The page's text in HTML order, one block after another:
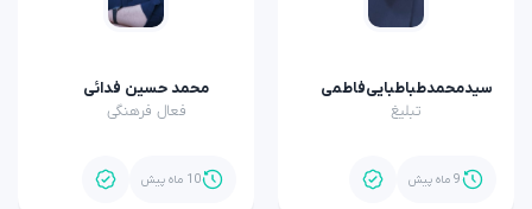
سیدمحمدطباطبایی‌فاطمی
تبلیغ
9 ماه پیش
محمد حسین فدائی
فعال فرهنگی
10 ماه پیش